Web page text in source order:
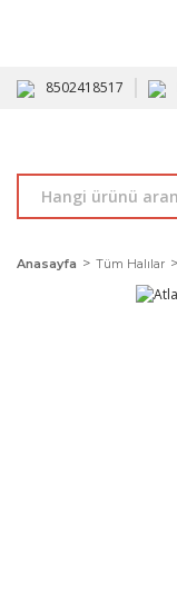
8502418517
Anasayfa Tüm Halılar